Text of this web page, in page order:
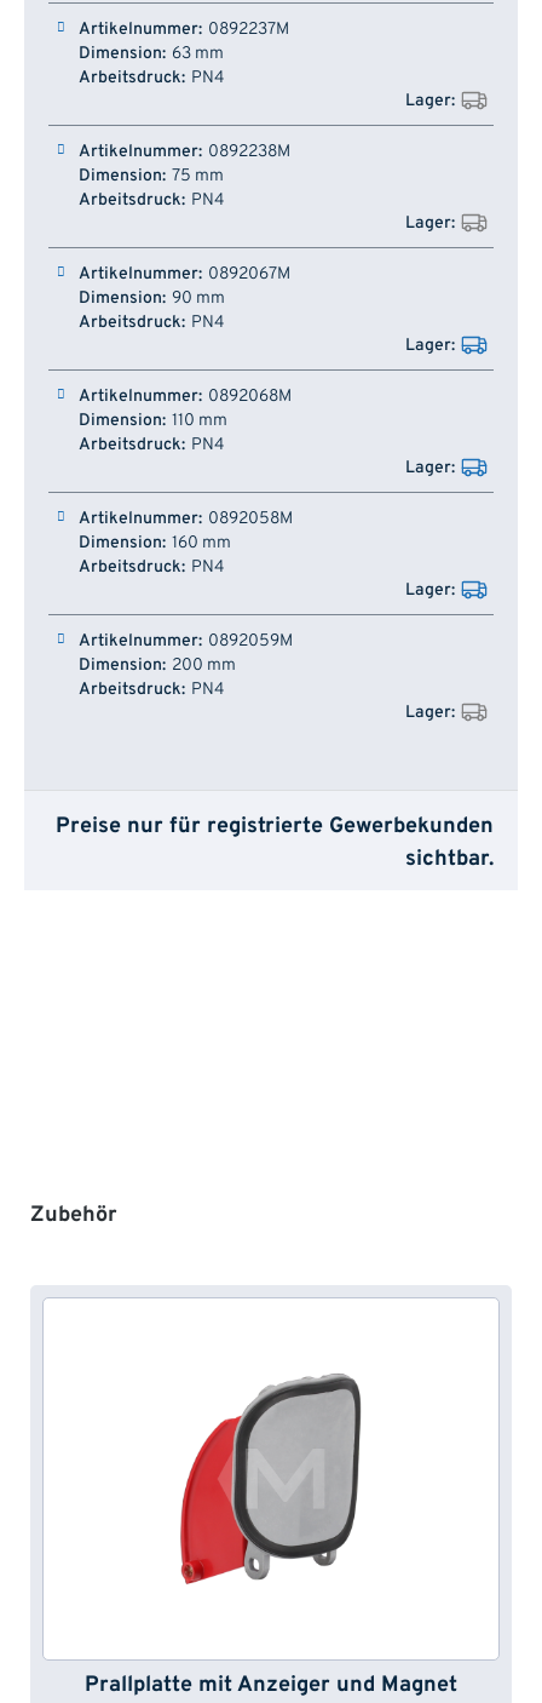
0892237M
63 mm
PN4
0892238M
75 mm
PN4
0892067M
90 mm
PN4
0892068M
110 mm
PN4
0892058M
160 mm
PN4
0892059M
200 mm
PN4
Preise nur für registrierte Gewerbekunden
sichtbar.
Produktgalerie überspringen
Zubehör
Prallplatte mit Anzeiger und Magnet